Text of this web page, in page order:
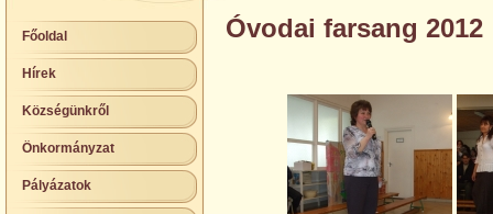
Főoldal
Hírek
Községünkről
Önkormányzat
Pályázatok
Óvodai farsang 2012